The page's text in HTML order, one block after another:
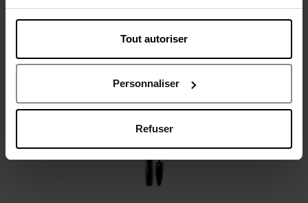
Tout autoriser
Personnaliser
Refuser
Beleid inzake klantbeoordelingen
Nog iets vergeten ?